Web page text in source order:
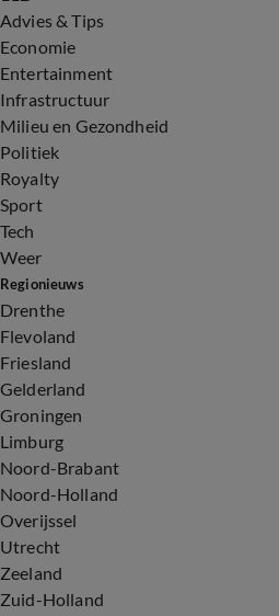
Advies & Tips
Economie
Entertainment
Infrastructuur
Milieu en Gezondheid
Politiek
Royalty
Sport
Tech
Weer
Regionieuws
Drenthe
Flevoland
Friesland
Gelderland
Groningen
Limburg
Noord-Brabant
Noord-Holland
Overijssel
Utrecht
Zeeland
Zuid-Holland